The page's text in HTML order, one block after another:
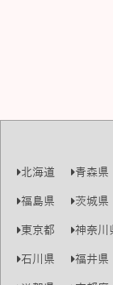
北海道 青森県
福島県
茨城県
東京都
神奈川
石川県
福井県